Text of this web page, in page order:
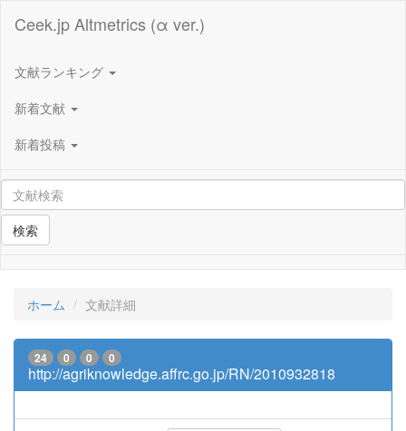
Ceek.jp Altmetrics (α ver.)
文献ランキング
新着文献
新着投稿
検索
ホーム 文献詳細
24 0 0 0
http://agriknowledge.affrc.go.jp/RN/2010932818